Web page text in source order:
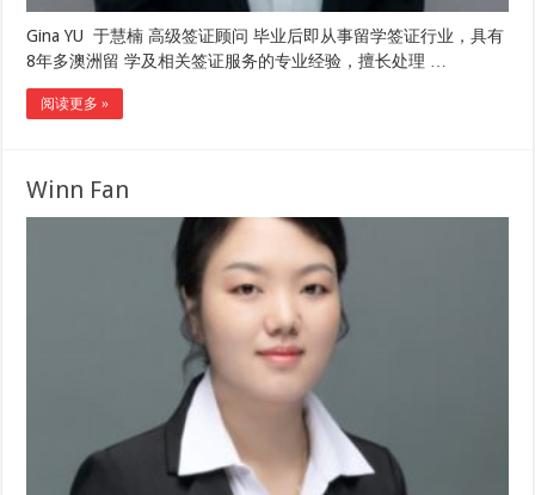
Gina YU 于慧楠 高级签证顾问 毕业后即从事留学签证行业，具有
8年多澳洲留 学及相关签证服务的专业经验，擅长处理 …
阅读更多 »
Winn Fan